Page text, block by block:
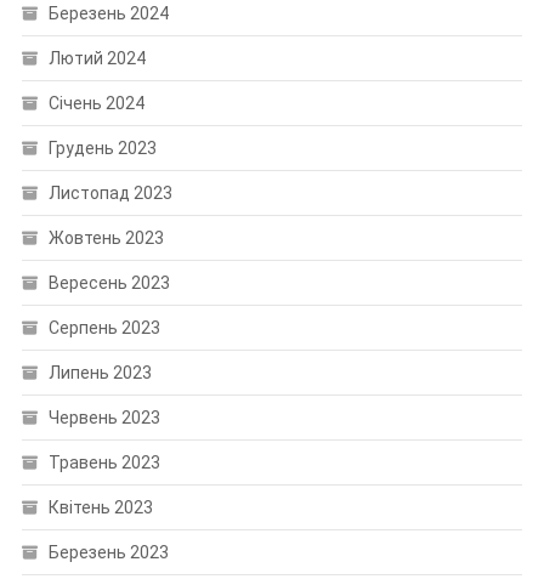
Березень 2024
Лютий 2024
Січень 2024
Грудень 2023
Листопад 2023
Жовтень 2023
Вересень 2023
Серпень 2023
Липень 2023
Червень 2023
Травень 2023
Квітень 2023
Березень 2023